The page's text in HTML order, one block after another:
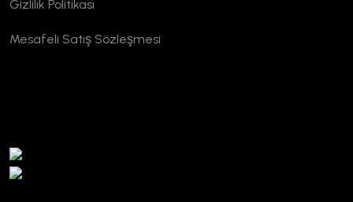
Gizlilik Politikası
Mesafeli Satış Sözleşmesi